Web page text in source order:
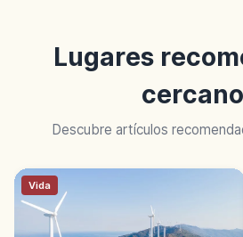
Lugares
Descubre artículos
Vida